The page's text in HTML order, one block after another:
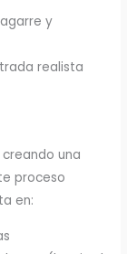
y
realista
una
proceso
en: